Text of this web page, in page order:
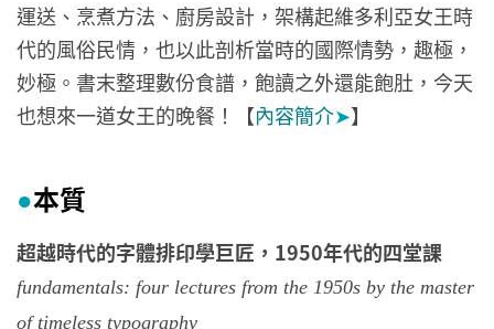
運送、烹煮方法、廚房設計，架構起維多利亞女王時
代的風俗民情，也以此剖析當時的國際情勢，趣極，
妙極。書末整理數份食譜，飽讀之外還能飽肚，今天
也想來一道女王的晚餐！【內容簡介➤】
●本質
超越時代的字體排印學巨匠，1950年代的四堂課
fundamentals: four lectures from the 1950s by the master
of timeless typography